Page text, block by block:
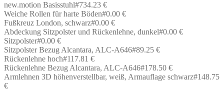
new.motion Basisstuhl#734.23 €
Weiche Rollen für harte Böden#0.00 €
Fußkreuz London, schwarz#0.00 €
Abdeckung Sitzpolster und Rückenlehne, dunkel#0.00 €
Sitzpolster#0.00 €
Sitzpolster Bezug Alcantara, ALC-A646#89.25 €
Rückenlehne hoch#117.81 €
Rückenlehne Bezug Alcantara, ALC-A646#178.50 €
Armlehnen 3D höhenverstellbar, weiß, Armauflage schwarz#148.75
€